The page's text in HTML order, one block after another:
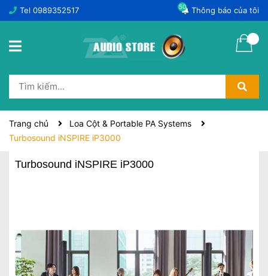
Tel 0989352517 Thông báo của tôi
50
Trang chủ
Loa Cột & Portable PA Systems
Turbosound iNSPIRE iP3000
Turbosound iNSPIRE iP3000